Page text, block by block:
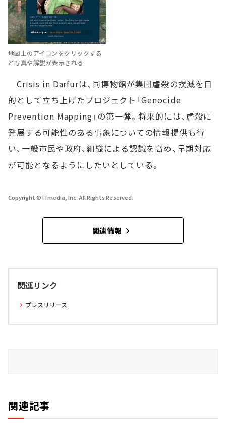
地図上のアイコンをクリックする
と写真や解説が表示される
Crisis in Darfurは、同博物館が集団虐殺の撲滅を目
的として立ち上げたプロジェクト「Genocide
Prevention Mapping」の第一弾。将来的には、虐殺に
発展する可能性のある事象についての情報提供も行
い、一般市民や政府、組織による認識を高め、早期対応
が可能となるようにしたいとしている。
Copyright © ITmedia, Inc. All Rights Reserved.
関連情報
関連リンク
プレスリリース
関連記事